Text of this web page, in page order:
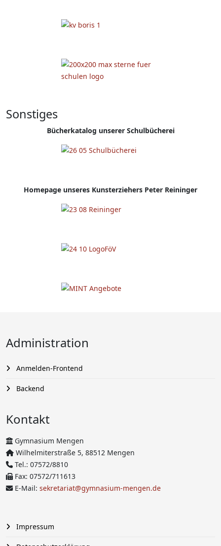
Sonstiges
Bücherkatalog unserer Schulbücherei
Homepage unseres Kunsterziehers Peter Reininger
Administration
Anmelden-Frontend
Backend
Kontakt
Gymnasium Mengen
Wilhelmiterstraße 5, 88512 Mengen
Tel.: 07572/8810
Fax: 07572/711613
E-Mail: sekretariat@gymnasium-mengen.de
Impressum